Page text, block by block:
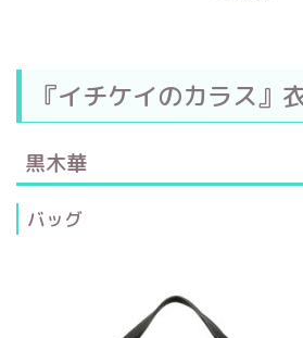
『イチケイのカラス』
黒木華
バッグ